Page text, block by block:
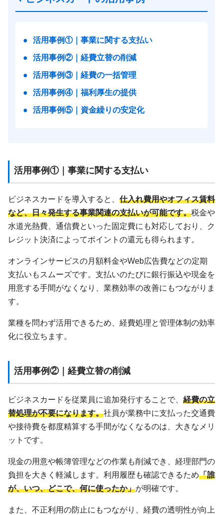
●
活用事例①｜事業に関する支払い
●
活用事例②｜経費立替の削減
●
活用事例③｜経費の一括管理
●
活用事例④｜福利厚生の提供
●
活用事例⑤｜資金繰りの安定化
活用事例①｜事業に関する支払い
ビジネスカードを導入すると、 仕入れ費用やオフィス賃料
など、日々発生する事業関連の支払いが可能です。税金や
水道光熱費、通信費といった固定費にも対応しており、ク
レジット決済によってポイントの還元も得られます。
オンラインサービスの月額料金やWeb広告費などの定期
支払いもスムーズです。支払いのたびに銀行振込や現金を
用意する手間がなくなり、業務効率の改善にもつながりま
す。
業種を問わず活用できるため、経費処理と管理体制の効率
化に役立ちます。
活用事例②｜経費立替の削減
ビジネスカードを従業員に追加発行することで、 経費の立
替処理が不要になります。社員が業務中に支払った交通費
や接待費を都度精算する手間がなくなるのは、大きなメリ
ットです。
現金の用意や帳簿管理などの作業も削減でき、経理部門の
負担を大きく軽減します。利用履歴も確認できるため「誰
が、いつ、どこで、何に使ったか」が明確です。
また、不正利用の防止にもつながり、経費の透明性が向上